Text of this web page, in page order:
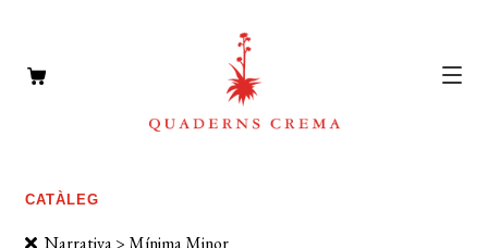
CATÀLEG
Narrativa > Mínima Minor